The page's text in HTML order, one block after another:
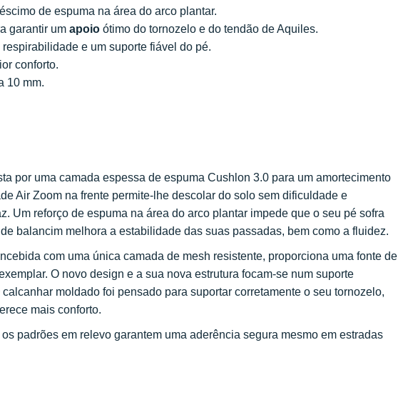
de espuma na área do arco plantar.
garantir um apoio ótimo do tornozelo e do tendão de Aquiles.
e um suporte fiável do pé.
conforto.
10 mm.
por uma camada espessa de espuma Cushlon 3.0 para um amortecimento
Air Zoom na frente permite-lhe descolar do solo sem dificuldade e
Um reforço de espuma na área do arco plantar impede que o seu pé sofra
balancim melhora a estabilidade das suas passadas, bem como a fluidez.
com uma única camada de mesh resistente, proporciona uma fonte de
O novo design e a sua nova estrutura focam-se num suporte
moldado foi pensado para suportar corretamente o seu tornozelo,
mais conforto.
padrões em relevo garantem uma aderência segura mesmo em estradas